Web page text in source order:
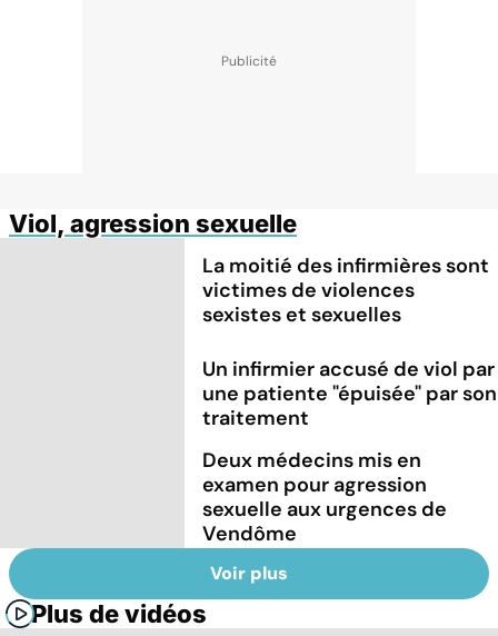
Viol, agression sexuelle
La moitié des infirmières sont
victimes de violences
sexistes et sexuelles
Un infirmier accusé de viol par
une patiente "épuisée" par son
traitement
Deux médecins mis en
examen pour agression
sexuelle aux urgences de
Vendôme
Voir plus
Plus de vidéos